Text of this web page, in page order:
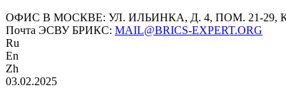
ОФИС В МОСКВЕ: УЛ. ИЛЬИНКА, Д. 4, ПОМ. 21-29,
Почта ЭСВУ БРИКС: MAIL@BRICS-EXPERT.ORG
Ru
En
Zh
03.02.2025